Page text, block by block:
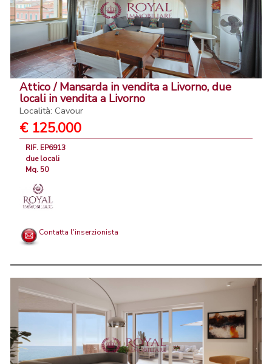
Attico / Mansarda in vendita a Livorno, due
locali in vendita a Livorno
Località: Cavour
€ 125.000
RIF. EP6913
due locali
Mq. 50
Contatta l'inserzionista